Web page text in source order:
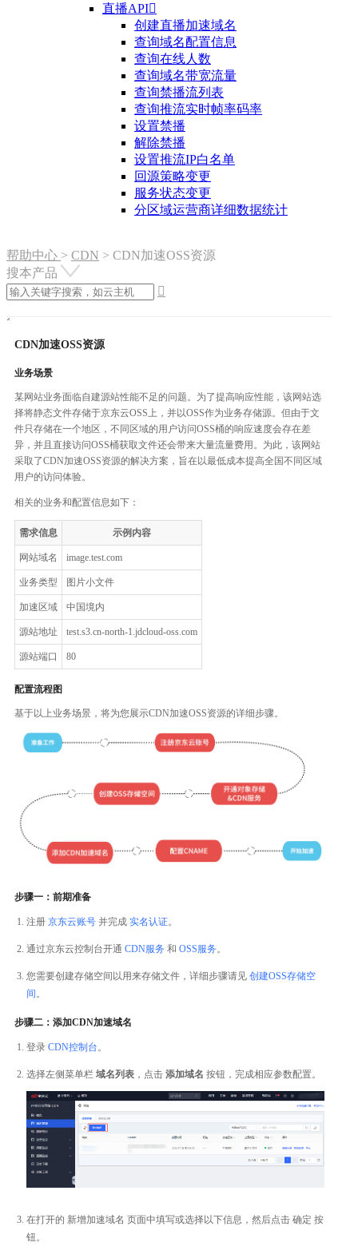
直播API
创建直播加速域名
查询域名配置信息
查询在线人数
查询域名带宽流量
查询禁播流列表
查询推流实时帧率码率
设置禁播
解除禁播
设置推流IP白名单
回源策略变更
服务状态变更
分区域运营商详细数据统计
帮助中心 > CDN > CDN加速OSS资源
搜本产品

CDN加速OSS资源
业务场景
某网站业务面临自建源站性能不足的问题。为了提高响应性能，该网站选
择将静态文件存储于京东云OSS上，并以OSS作为业务存储源。但由于文
件只存储在一个地区，不同区域的用户访问OSS桶的响应速度会存在差
异，并且直接访问OSS桶获取文件还会带来大量流量费用。为此，该网站
采取了CDN加速OSS资源的解决方案，旨在以最低成本提高全国不同区域
用户的访问体验。
相关的业务和配置信息如下：
需求信息 示例内容
网站域名 image.test.com
业务类型 图片小文件
加速区域 中国境内
源站地址 test.s3.cn-north-1.jdcloud-oss.com
源站端口 80
配置流程图
基于以上业务场景，将为您展示CDN加速OSS资源的详细步骤。
步骤一：前期准备
注册 京东云账号 并完成 实名认证。
通过京东云控制台开通 CDN服务 和 OSS服务 。
您需要创建存储空间以用来存储文件，详细步骤请见 创建OSS存储空
间 。
步骤二：添加CDN加速域名
登录 CDN控制台 。
选择左侧菜单栏 域名列表 ，点击 添加域名 按钮，完成相应参数配置。
在打开的 新增加速域名 页面中填写或选择以下信息，然后点击 确定 按
钮。